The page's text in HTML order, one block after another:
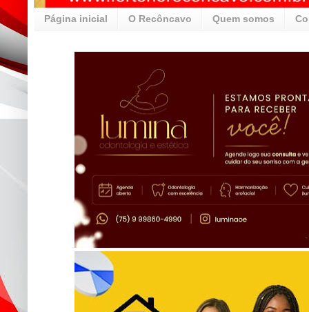
Página inicial O Recôncavo Quem somos